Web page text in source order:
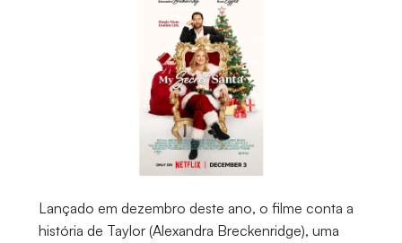
Lançado em dezembro deste ano, o filme conta a
história de Taylor (Alexandra Breckenridge), uma